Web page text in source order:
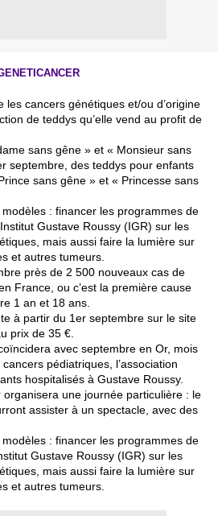
les cancers génétiques et/ou d’origine
de teddys qu’elle vend au profit de
sans gêne » et « Monsieur sans
septembre, des teddys pour enfants
sans gêne » et « Princesse sans
: financer les programmes de
Gustave Roussy (IGR) sur les
mais aussi faire la lumière sur
et autres tumeurs.
près de 2 500 nouveaux cas de
France, ou c’est la première cause
1 an et 18 ans.
à partir du 1er septembre sur le site
prix de 35 €.
avec septembre en Or, mois
pédiatriques, l’association
hospitalisés à Gustave Roussy.
une journée particulière : le
assister à un spectacle, avec des
: financer les programmes de
Gustave Roussy (IGR) sur les
mais aussi faire la lumière sur
et autres tumeurs.